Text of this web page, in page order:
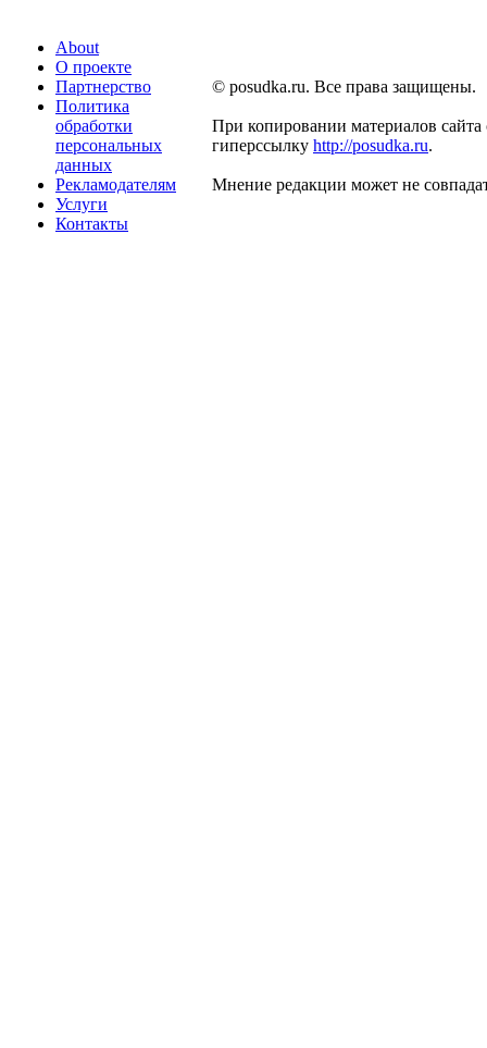
About
О проекте
Партнерство
Политика
обработки
персональных
данных
Рекламодателям
Услуги
Контакты
© posudka.ru. Все права защищены.
При копировании материалов сайта
гиперссылку http://posudka.ru.
Мнение редакции может не